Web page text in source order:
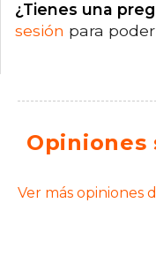
¿Tienes una
sesión para
Opiniones
Ver más opiniones